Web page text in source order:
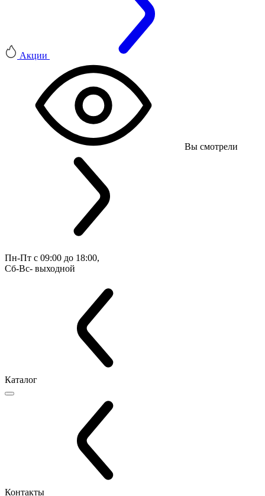
Акции
Вы смотрели
Пн-Пт с 09:00 до 18:00,
Сб-Вс- выходной
Каталог
Контакты